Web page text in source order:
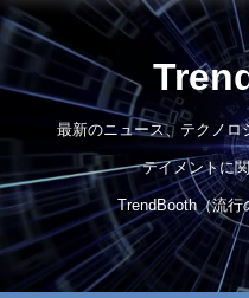
最新のニュース、テクノロ
テイメントに
TrendBooth（流